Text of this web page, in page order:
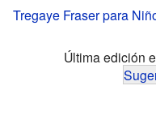
Tregaye Fraser para
Última edición